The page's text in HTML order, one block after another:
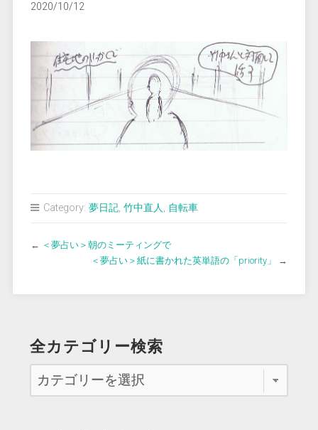
2020/10/12
Category: 夢日記, 竹中直人, 自転車
← ＜夢占い＞朝のミーティングで
＜夢占い＞紙に書かれた英単語の「priority」
→
全カテゴリー検索